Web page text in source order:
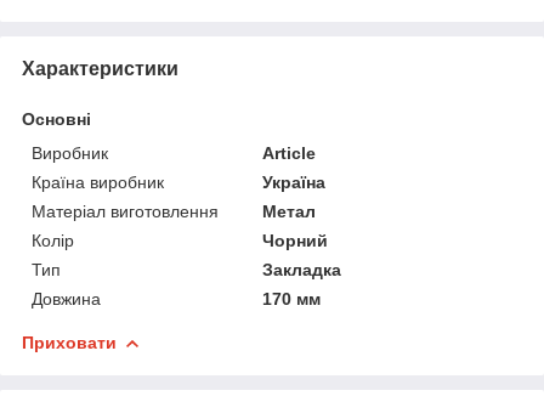
Характеристики
Основні
Виробник
Article
Країна виробник
Україна
Матеріал виготовлення
Метал
Колір
Чорний
Тип
Закладка
Довжина
170 мм
Приховати